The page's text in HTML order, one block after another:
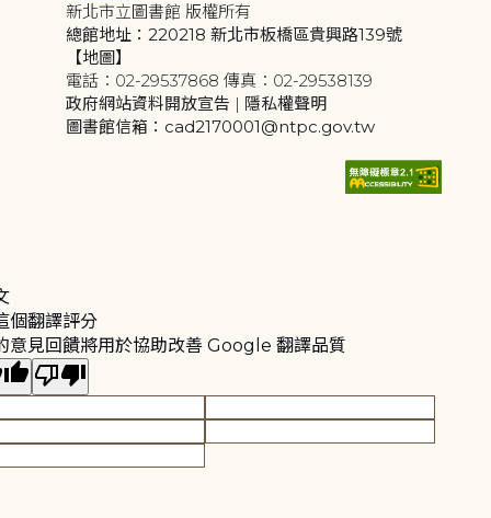
新北市立圖書館 版權所有
總館地址：220218 新北市板橋區貴興路139號
【地圖】
電話：02-29537868 傳真：02-29538139
政府網站資料開放宣告 | 隱私權聲明
圖書館信箱：cad2170001@ntpc.gov.tw
個翻譯評分
意見回饋將用於協助改善 Google 翻譯品質